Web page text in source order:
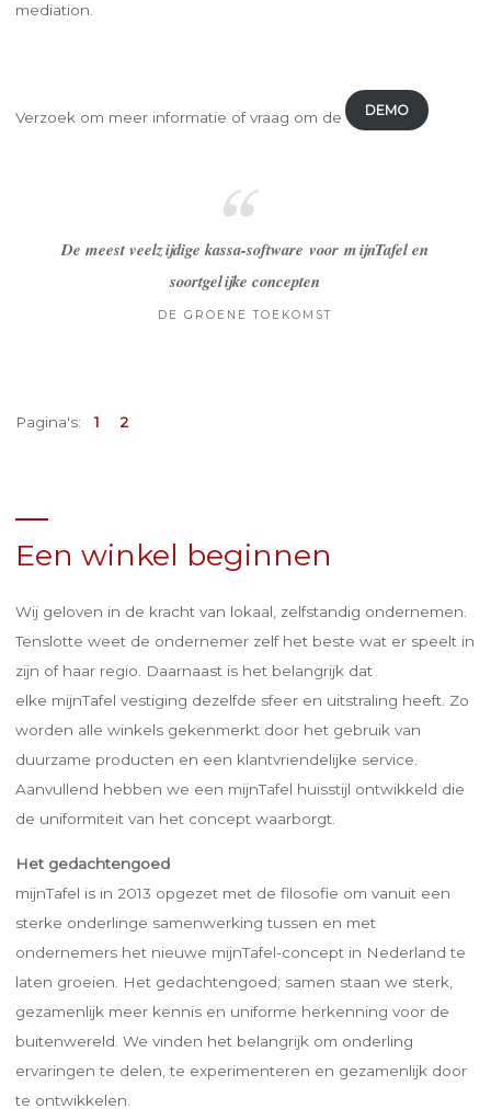
mediation.
Verzoek om meer informatie of vraag om de DEMO
De meest veelzijdige kassa-software voor mijnTafel en
soortgelijke concepten
DE GROENE TOEKOMST
Pagina's: 1 2
Een winkel beginnen
Wij geloven in de kracht van lokaal, zelfstandig ondernemen.
Tenslotte weet de ondernemer zelf het beste wat er speelt in
zijn of haar regio. Daarnaast is het belangrijk dat
elke mijnTafel vestiging dezelfde sfeer en uitstraling heeft. Zo
worden alle winkels gekenmerkt door het gebruik van
duurzame producten en een klantvriendelijke service.
Aanvullend hebben we een mijnTafel huisstijl ontwikkeld die
de uniformiteit van het concept waarborgt.
Het gedachtengoed
mijnTafel is in 2013 opgezet met de filosofie om vanuit een
sterke onderlinge samenwerking tussen en met
ondernemers het nieuwe mijnTafel-concept in Nederland te
laten groeien. Het gedachtengoed; samen staan we sterk,
gezamenlijk meer kennis en uniforme herkenning voor de
buitenwereld. We vinden het belangrijk om onderling
ervaringen te delen, te experimenteren en gezamenlijk door
te ontwikkelen.